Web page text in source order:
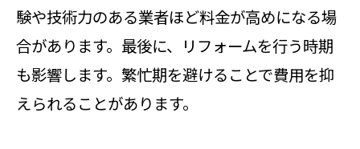
験や技術力のある業者ほど料金が高めになる場
合があります。最後に、リフォームを行う時期
も影響します。繁忙期を避けることで費用を抑
えられることがあります。